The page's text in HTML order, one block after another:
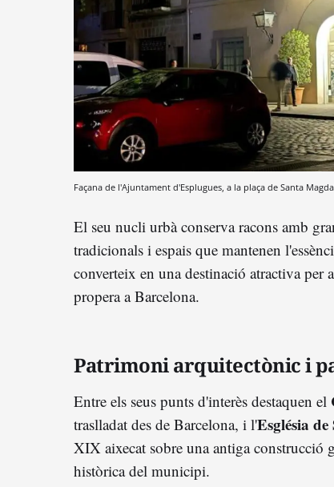
Façana de l'Ajuntament d'Esplugues, a la plaça de Santa
El seu nucli urbà conserva racons amb
tradicionals i espais que mantenen
converteix en una destinació atractiva per
propera a Barcelona.
Patrimoni arquitectònic i
Entre els seus punts d'interès destaquen el
traslladat des de Barcelona, i l'Església
XIX aixecat sobre una antiga
històrica del municipi.